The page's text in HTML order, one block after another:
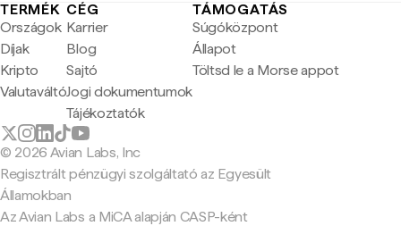
TERMÉK
Országok
Díjak
Kripto
Valutaváltó
CÉG
Karrier
Blog
Sajtó
Jogi dokumentumok
Tájékoztatók
TÁMOGATÁS
Súgóközpont
Állapot
Töltsd le a Morse appot
© 2026 Avian Labs, Inc
Regisztrált pénzügyi szolgáltató az Egyesült
Államokban
Az Avian Labs a MiCA alapján CASP-ként